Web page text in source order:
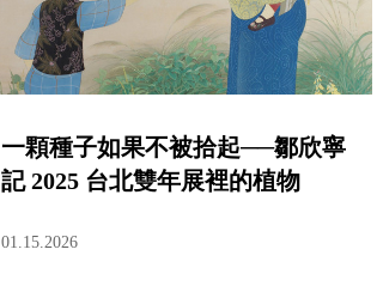
一顆種子如果不被拾起──鄒欣寧
記 2025 台北雙年展裡的植物
01.15.2026